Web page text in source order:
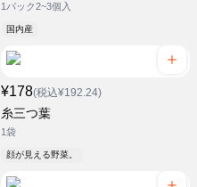
1パック2~3個入
国内産
¥178(税込¥192.24)
糸三つ葉
1袋
顔が見える野菜。